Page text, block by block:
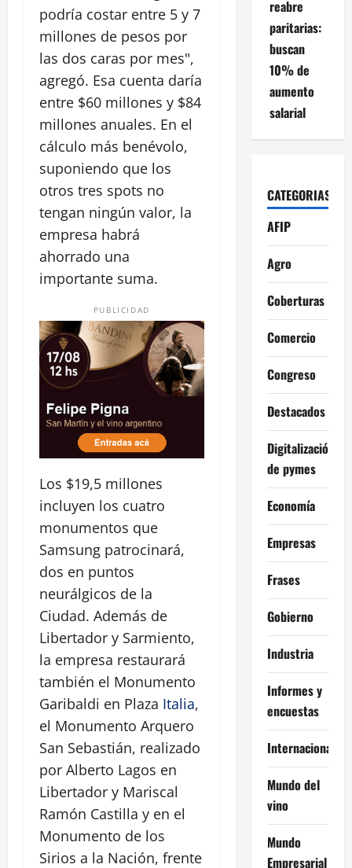
podría costar entre 5 y 7
millones de pesos por
las dos caras por mes",
agregó. Esa cuenta daría
entre $60 millones y $84
millones anuales. En el
cálculo más benévolo,
suponiendo que los
otros tres spots no
tengan ningún valor, la
empresa habrá
ahorrado una
importante suma.
PUBLICIDAD
Los $19,5 millones
incluyen los cuatro
monumentos que
Samsung patrocinará,
dos en puntos
neurálgicos de la
Ciudad. Además de
Libertador y Sarmiento,
la empresa restaurará
también el Monumento
Garibaldi en Plaza Italia,
el Monumento Arquero
San Sebastián, realizado
por Alberto Lagos en
Libertador y Mariscal
Ramón Castilla y en el
Monumento de los
Sirios a la Nación, frente
reabre
paritarias:
buscan
10% de
aumento
salarial
CATEGORIAS
AFIP
Agro
Coberturas
Comercio
Congreso
Destacados
Digitalización
de pymes
Economía
Empresas
Frases
Gobierno
Industria
Informes y
encuestas
Internacional
Mundo del
vino
Mundo
Empresarial